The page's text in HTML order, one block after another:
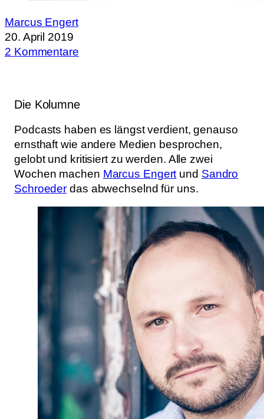
Marcus Engert
20. April 2019
2 Kommentare
Die Kolumne
Podcasts haben es längst verdient, genauso
ernsthaft wie andere Medien besprochen,
gelobt und kritisiert zu werden. Alle zwei
Wochen machen Marcus Engert und Sandro
Schroeder das abwechselnd für uns.